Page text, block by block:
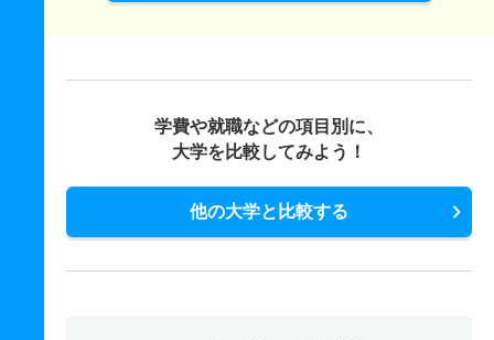
学費や就職などの項目別に、
大学を比較してみよう！
他の大学と比較する